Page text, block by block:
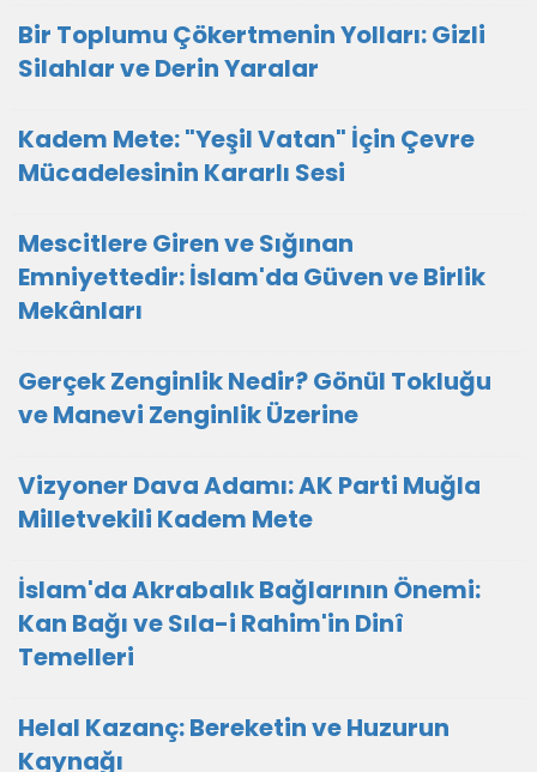
Bir Toplumu Çökertmenin Yolları: Gizli
Silahlar ve Derin Yaralar
Kadem Mete: "Yeşil Vatan" İçin Çevre
Mücadelesinin Kararlı Sesi
Mescitlere Giren ve Sığınan
Emniyettedir: İslam'da Güven ve Birlik
Mekânları
Gerçek Zenginlik Nedir? Gönül Tokluğu
ve Manevi Zenginlik Üzerine
Vizyoner Dava Adamı: AK Parti Muğla
Milletvekili Kadem Mete
İslam'da Akrabalık Bağlarının Önemi:
Kan Bağı ve Sıla-i Rahim'in Dinî
Temelleri
Helal Kazanç: Bereketin ve Huzurun
Kaynağı